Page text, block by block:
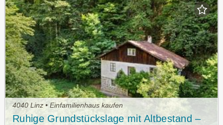
4040 Linz • Einfamilienhaus kaufen
Ruhige Grundstückslage mit Altbestand –